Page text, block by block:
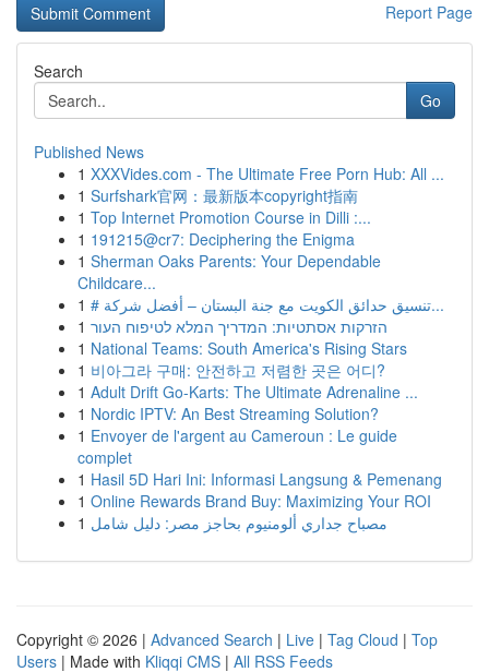
Report Page
Search
Go
Published News
1 XXXVides.com - The Ultimate Free Porn Hub: All ...
1 Surfshark官网：最新版本copyright指南
1 Top Internet Promotion Course in Dilli :...
1 191215@cr7: Deciphering the Enigma
1 Sherman Oaks Parents: Your Dependable
Childcare...
1
# تنسيق حدائق الكويت مع جنة البستان – أفضل شركة...
1 הזרקות אסתטיות: המדריך המלא לטיפוח העור
1 National Teams: South America's Rising Stars
1 비아그라 구매: 안전하고 저렴한 곳은 어디?
1 Adult Drift Go-Karts: The Ultimate Adrenaline ...
1 Nordic IPTV: An Best Streaming Solution?
1 Envoyer de l'argent au Cameroun : Le guide
complet
1 Hasil 5D Hari Ini: Informasi Langsung & Pemenang
1 Online Rewards Brand Buy: Maximizing Your ROI
1 مصباح جداري ألومنيوم بحاجز مصر: دليل شامل
Copyright © 2026 | Advanced Search | Live | Tag Cloud | Top
Users | Made with Kliqqi CMS | All RSS Feeds